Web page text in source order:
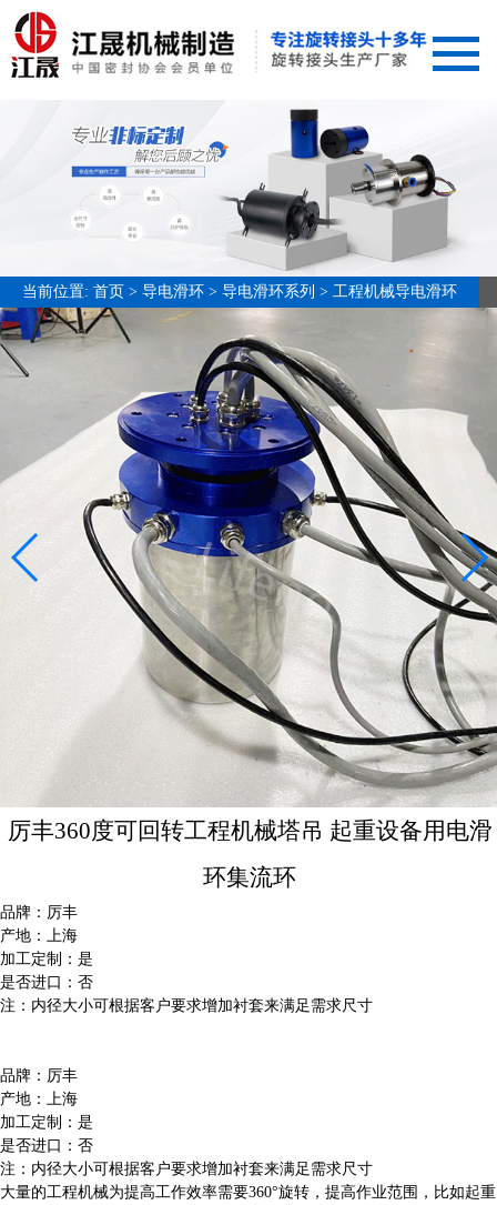
导电滑环
JST标准过孔导电滑环系列
工程机械导电滑环
包装机械导电滑环
自动化设备导电滑环
农用灌溉机导电滑环
针织机专用滑环
印染设备用滑环
风力发电导电滑环滑环
游乐设备导电滑环
大口径导电滑环
光纤滑环系列
JSG标准光纤滑环系列
气液电一体组合滑环
微型帽式导电滑环
特殊用途滑环系列
常见问题
滑环的作用与原理
滑环工作原理与解决方案
技术支持
选型手册下载
安装方式
现场案例
当前位置: 首页 > 导电滑环 > 导电滑环系列 > 工程机械导电滑环
厉丰360度可回转工程机械塔吊 起重设备用电滑
环集流环
品牌：厉丰
产地：上海
加工定制：是
是否进口：否
注：内径大小可根据客户要求增加衬套来满足需求尺寸
品牌：厉丰
产地：上海
加工定制：是
是否进口：否
注：内径大小可根据客户要求增加衬套来满足需求尺寸
大量的工程机械为提高工作效率需要360°旋转，提高作业范围，比如起重